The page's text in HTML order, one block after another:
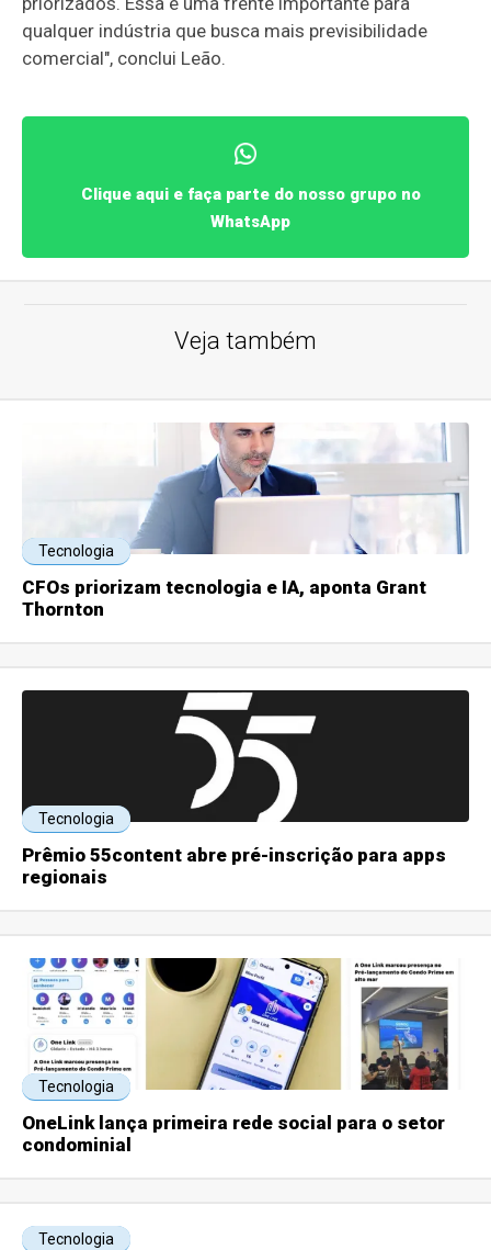
qualquer indústria que busca mais previsibilidade
comercial", conclui Leão.
Clique aqui e faça parte do nosso grupo no
WhatsApp
Veja também
Tecnologia
CFOs priorizam tecnologia e IA, aponta Grant
Thornton
Tecnologia
Prêmio 55content abre pré-inscrição para apps
regionais
Tecnologia
OneLink lança primeira rede social para o setor
condominial
Tecnologia